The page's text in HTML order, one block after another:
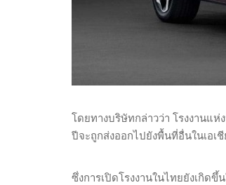
โดยทางบริษัทกล่าวว่า โรงงานแ
ปีจะถูกส่งออกไปยังพื้นที่อื่นในเอเ
ซึ่งการเปิดโรงงานในไทยยังเกิด